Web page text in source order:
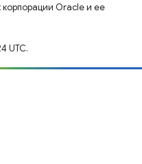
корпорации Oracle и ее
UTC.